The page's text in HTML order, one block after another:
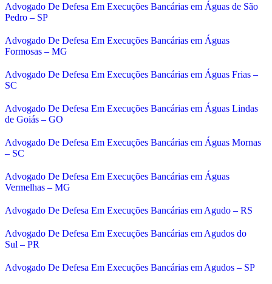
Advogado De Defesa Em Execuções Bancárias em Águas de São
Pedro – SP
Advogado De Defesa Em Execuções Bancárias em Águas
Formosas – MG
Advogado De Defesa Em Execuções Bancárias em Águas Frias –
SC
Advogado De Defesa Em Execuções Bancárias em Águas Lindas
de Goiás – GO
Advogado De Defesa Em Execuções Bancárias em Águas Mornas
– SC
Advogado De Defesa Em Execuções Bancárias em Águas
Vermelhas – MG
Advogado De Defesa Em Execuções Bancárias em Agudo – RS
Advogado De Defesa Em Execuções Bancárias em Agudos do
Sul – PR
Advogado De Defesa Em Execuções Bancárias em Agudos – SP